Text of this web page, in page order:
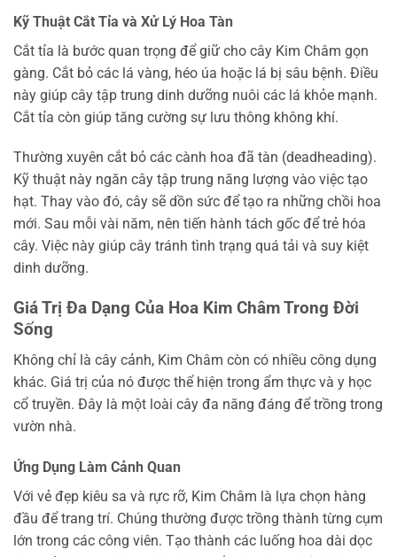
Kỹ Thuật Cắt Tỉa và Xử Lý Hoa Tàn
Cắt tỉa là bước quan trọng để giữ cho cây Kim Châm gọn
gàng. Cắt bỏ các lá vàng, héo úa hoặc lá bị sâu bệnh. Điều
này giúp cây tập trung dinh dưỡng nuôi các lá khỏe mạnh.
Cắt tỉa còn giúp tăng cường sự lưu thông không khí.
Thường xuyên cắt bỏ các cành hoa đã tàn (deadheading).
Kỹ thuật này ngăn cây tập trung năng lượng vào việc tạo
hạt. Thay vào đó, cây sẽ dồn sức để tạo ra những chồi hoa
mới. Sau mỗi vài năm, nên tiến hành tách gốc để trẻ hóa
cây. Việc này giúp cây tránh tình trạng quá tải và suy kiệt
dinh dưỡng.
Giá Trị Đa Dạng Của Hoa Kim Châm Trong Đời
Sống
Không chỉ là cây cảnh, Kim Châm còn có nhiều công dụng
khác. Giá trị của nó được thể hiện trong ẩm thực và y học
cổ truyền. Đây là một loài cây đa năng đáng để trồng trong
vườn nhà.
Ứng Dụng Làm Cảnh Quan
Với vẻ đẹp kiêu sa và rực rỡ, Kim Châm là lựa chọn hàng
đầu để trang trí. Chúng thường được trồng thành từng cụm
lớn trong các công viên. Tạo thành các luống hoa dài dọc